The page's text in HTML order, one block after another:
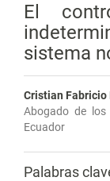
El
sistema
Cristian Fabricio
Abogado de los
Ecuador
Palabras